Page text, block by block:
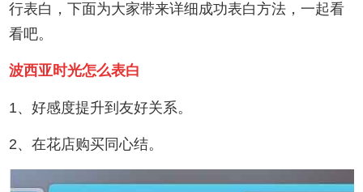
行表白，下面为大家带来详细成功表白方法，一起看
看吧。
波西亚时光怎么表白
1、好感度提升到友好关系。
2、在花店购买同心结。